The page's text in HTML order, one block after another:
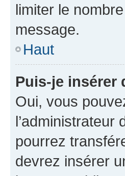
limiter le
message.
Haut
Puis-je insérer
Oui, vous
l’administrateur
pourrez
devrez insérer